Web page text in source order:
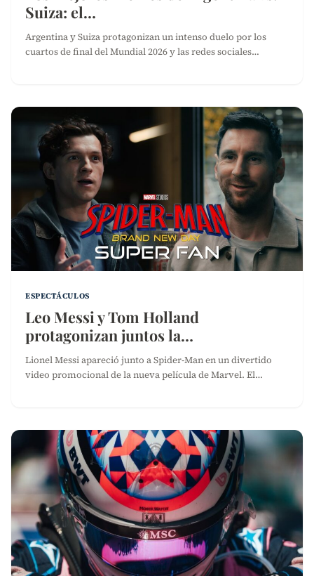
Suiza: el…
Argentina y Suiza protagonizan un intenso duelo por los
cuartos de final del Mundial 2026 y las redes sociales…
ESPECTÁCULOS
Leo Messi y Tom Holland
protagonizan juntos la…
Lionel Messi apareció junto a Spider-Man en un divertido
video promocional de la nueva película de Marvel. El…